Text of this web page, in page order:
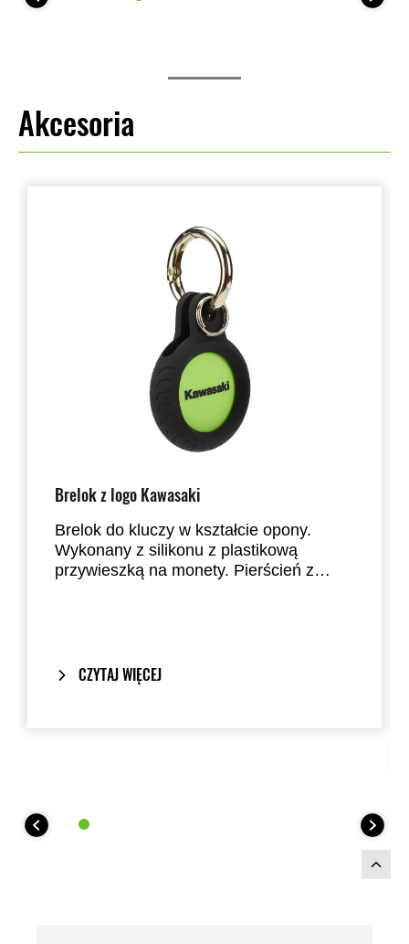
Akcesoria
Brelok z logo Kawasaki
Brelok do kluczy w kształcie opony.
Wykonany z silikonu z plastikową
przywieszką na monety. Pierścień z
można zastąpić zawieszką z trackerem
np. Apple AirTag.
CZYTAJ WIĘCEJ